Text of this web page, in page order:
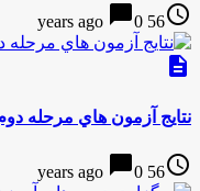
access_time
56 years ago
chat_bubble0
description
نتايج آزمون هاي مرحله دوم
access_time
56 years ago
chat_bubble0